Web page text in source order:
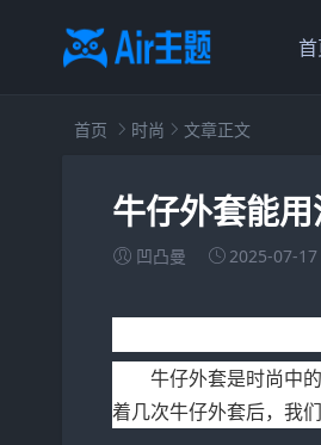
首页 时尚 文章正文
牛仔外套能
凹凸曼 2025-07-
牛仔外套是时尚中
着几次牛仔外套后，我